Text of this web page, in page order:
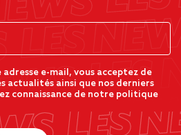
e-mail, vous acceptez de
actualités ainsi que nos derniers
connaissance de notre politique